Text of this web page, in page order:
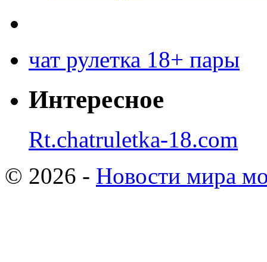
чат рулетка 18+ пары
Интересное
Rt.chatruletka-18.com
© 2026 - Новости мира